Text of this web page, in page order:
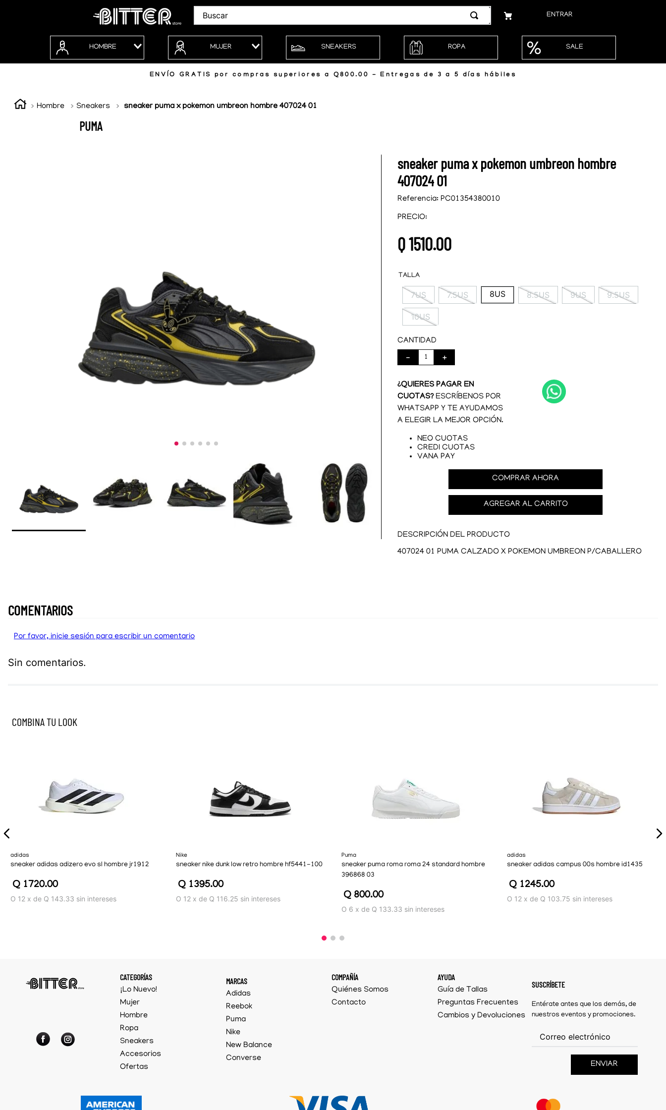
Buscar
ENTRAR
HOMBRE MUJER SNEAKERS ROPA SALE
ENVÍO GRATIS por compras superiores a Q800.00 - Entregas de 3 a 5 días hábiles
Hombre Sneakers sneaker puma x pokemon umbreon hombre 407024 01
PUMA
sneaker puma x pokemon umbreon hombre
407024 01
Referencia: PC01354380010
PRECIO:
Q1510.00
TALLA
7US 7.5US 8US 8.5US 9US 9.5US
10US
CANTIDAD
＋
－
¿QUIERES PAGAR EN
CUOTAS?ESCRÍBENOS POR
WHATSAPP Y TE AYUDAMOS
A ELEGIR LA MEJOR OPCIÓN.
NEO CUOTAS
CREDI CUOTAS
VANA PAY
COMPRAR AHORA
AGREGAR AL CARRITO
DESCRIPCIÓN DEL PRODUCTO
407024 01 PUMA CALZADO X POKEMON UMBREON P/CABALLERO
COMENTARIOS
Por favor, inicie sesión para escribir un comentario
Sin comentarios.
COMBINA TU LOOK
adidas
sneaker adidas adizero evo sl hombre jr1912
Q 1720.00
O 12 x de Q 143.33 sin intereses
Nike
sneaker nike dunk low retro hombre hf5441-100
Q 1395.00
O 12 x de Q 116.25 sin intereses
Puma
sneaker puma roma roma 24 standard hombre
396868 03
Q 800.00
O 6 x de Q 133.33 sin intereses
adidas
sneaker adidas campus 00s hombre id1435
Q 1245.00
O 12 x de Q 103.75 sin intereses
CATEGORÍAS
¡Lo Nuevo!
Mujer
Hombre
Ropa
Sneakers
Accesorios
Ofertas
MARCAS
Adidas
Reebok
Puma
Nike
New Balance
Converse
COMPAÑÍA
Quiénes Somos
Contacto
AYUDA
Guía de Tallas
Preguntas Frecuentes
Cambios y Devoluciones
SUSCRÍBETE
Entérate antes que los demás, de
nuestros eventos y promociones.
ENVIAR